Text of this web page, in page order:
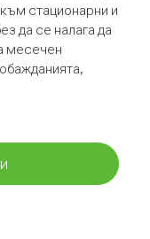
стационарни и
да се налага да
месечен